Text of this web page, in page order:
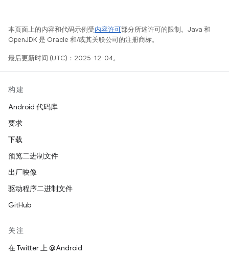
本页面上的内容和代码示例受内容许可部分所述许可的限制。Java 和
OpenJDK 是 Oracle 和/或其关联公司的注册商标。
最后更新时间 (UTC)：2025-12-04。
构建
Android 代码库
要求
下载
预览二进制文件
出厂映像
驱动程序二进制文件
GitHub
关注
在 Twitter 上 @Android